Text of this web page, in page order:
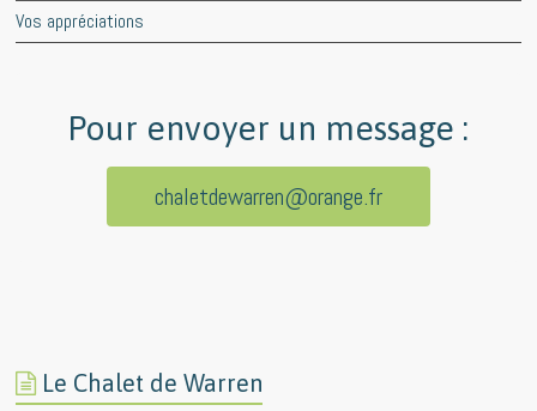
Vos appréciations
Pour envoyer un message :
chaletdewarren@orange.fr
Le Chalet de Warren